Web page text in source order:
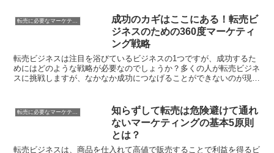
成功のカギはここにある！転売ビ
ジネスのための360度マーケティ
ング戦略
転売ビジネスは注目を浴びているビジネスの1つですが、成功するた
めにはどのような戦略が必要なのでしょうか？多くの人が転売ビジネ
スに挑戦しますが、なかなか成功につなげることができないのが現実
知らずして転売は危険避けて通れ
ないマーケティングの基本5原則
とは？
転売ビジネスは、商品を仕入れて高値で販売することで利益を得るビ